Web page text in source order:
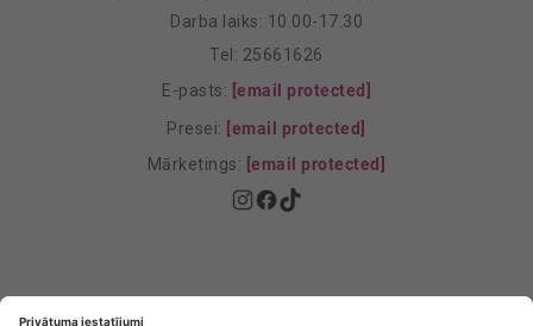
Darba laiks: 10.00-17.30
Tel: 25661626
E-pasts: [email protected]
Presei: [email protected]
Mārketings: [email protected]